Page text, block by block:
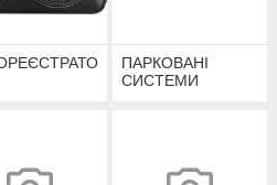
ПАРКОВАНІ
СИСТЕМИ